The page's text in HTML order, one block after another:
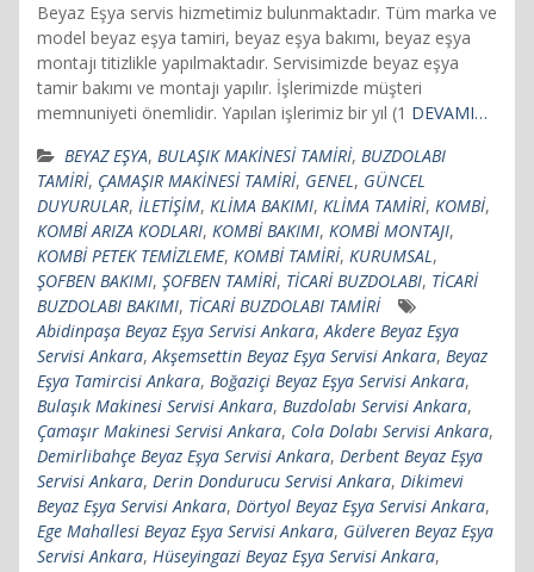
Beyaz Eşya servis hizmetimiz bulunmaktadır. Tüm marka ve
model beyaz eşya tamiri, beyaz eşya bakımı, beyaz eşya
montajı titizlikle yapılmaktadır. Servisimizde beyaz eşya
tamir bakımı ve montajı yapılır. İşlerimizde müşteri
memnuniyeti önemlidir. Yapılan işlerimiz bir yıl (1 DEVAMI…
BEYAZ EŞYA, BULAŞIK MAKİNESİ TAMİRİ, BUZDOLABI
TAMİRİ, ÇAMAŞIR MAKİNESİ TAMİRİ, GENEL, GÜNCEL
DUYURULAR, İLETİŞİM, KLİMA BAKIMI, KLİMA TAMİRİ, KOMBİ,
KOMBİ ARIZA KODLARI, KOMBİ BAKIMI, KOMBİ MONTAJI,
KOMBİ PETEK TEMİZLEME, KOMBİ TAMİRİ, KURUMSAL,
ŞOFBEN BAKIMI, ŞOFBEN TAMİRİ, TİCARİ BUZDOLABI, TİCARİ
BUZDOLABI BAKIMI, TİCARİ BUZDOLABI TAMİRİ
Abidinpaşa Beyaz Eşya Servisi Ankara,Akdere Beyaz Eşya
Servisi Ankara,Akşemsettin Beyaz Eşya Servisi Ankara, Beyaz
Eşya Tamircisi Ankara, Boğaziçi Beyaz Eşya Servisi Ankara,
Bulaşık Makinesi Servisi Ankara, Buzdolabı Servisi Ankara,
Çamaşır Makinesi Servisi Ankara, Cola Dolabı Servisi Ankara,
Demirlibahçe Beyaz Eşya Servisi Ankara, Derbent Beyaz Eşya
Servisi Ankara, Derin Dondurucu Servisi Ankara, Dikimevi
Beyaz Eşya Servisi Ankara, Dörtyol Beyaz Eşya Servisi Ankara,
Ege Mahallesi Beyaz Eşya Servisi Ankara, Gülveren Beyaz Eşya
Servisi Ankara, Hüseyingazi Beyaz Eşya Servisi Ankara,